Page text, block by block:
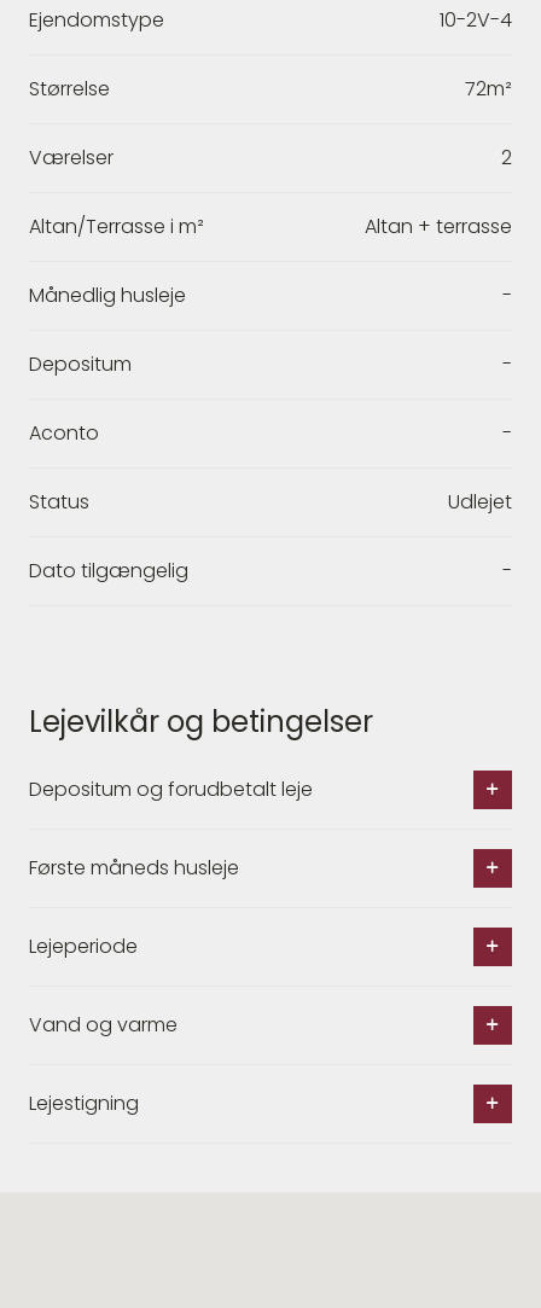
Ejendomstype 10-2V-4
Størrelse 72m²
Værelser 2
Altan/Terrasse i m² Altan + terrasse
Månedlig husleje -
Depositum -
Aconto -
Status Udlejet
Dato tilgængelig -
Lejevilkår og betingelser
Depositum og forudbetalt leje
Første måneds husleje
Lejeperiode
Vand og varme
Lejestigning